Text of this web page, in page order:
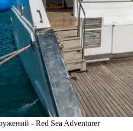
- Red Sea Adventurer